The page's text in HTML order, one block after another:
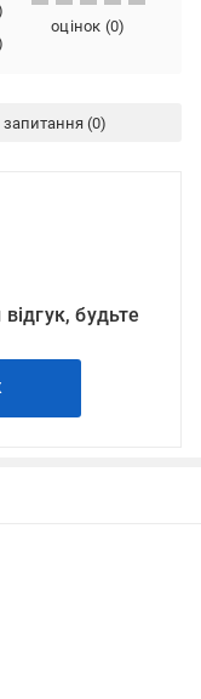
оцінок (0)
запитання
будьте